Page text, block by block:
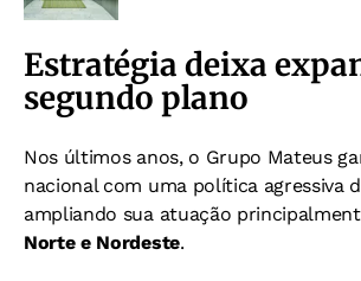
Estratégia deixa
segundo plano
Nos últimos anos, o Grupo Mateus
nacional com uma política agressiva
ampliando sua atuação
Norte e Nordeste.